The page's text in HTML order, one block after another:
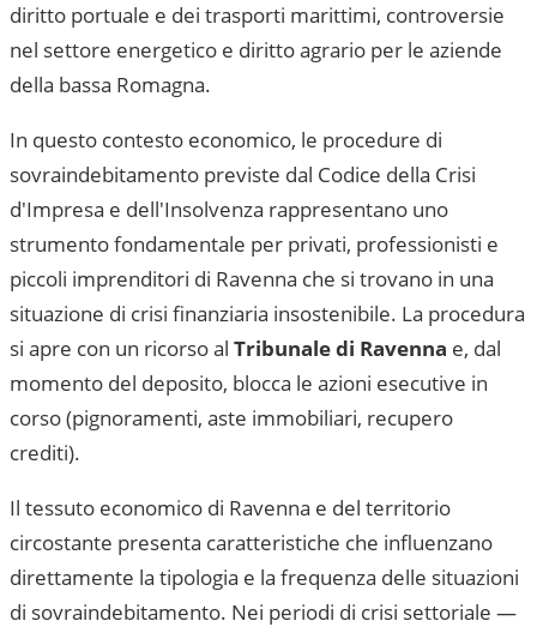
diritto portuale e dei trasporti marittimi, controversie
nel settore energetico e diritto agrario per le aziende
della bassa Romagna.
In questo contesto economico, le procedure di
sovraindebitamento previste dal Codice della Crisi
d'Impresa e dell'Insolvenza rappresentano uno
strumento fondamentale per privati, professionisti e
piccoli imprenditori di Ravenna che si trovano in una
situazione di crisi finanziaria insostenibile. La procedura
si apre con un ricorso al Tribunale di Ravenna e, dal
momento del deposito, blocca le azioni esecutive in
corso (pignoramenti, aste immobiliari, recupero
crediti).
Il tessuto economico di Ravenna e del territorio
circostante presenta caratteristiche che influenzano
direttamente la tipologia e la frequenza delle situazioni
di sovraindebitamento. Nei periodi di crisi settoriale —